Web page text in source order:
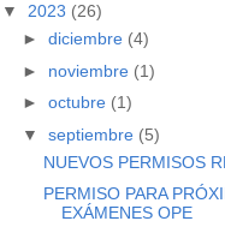
▼ 2023 (26)
► diciembre (4)
► noviembre (1)
► octubre (1)
▼ septiembre (5)
NUEVOS PERMISOS
PERMISO PARA
EXÁMENES OPE